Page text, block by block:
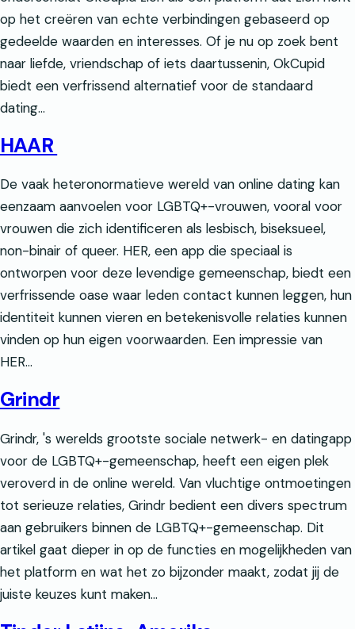
op het creëren van echte verbindingen gebaseerd op
gedeelde waarden en interesses. Of je nu op zoek bent
naar liefde, vriendschap of iets daartussenin, OkCupid
biedt een verfrissend alternatief voor de standaard
dating…
HAAR
De vaak heteronormatieve wereld van online dating kan
eenzaam aanvoelen voor LGBTQ+-vrouwen, vooral voor
vrouwen die zich identificeren als lesbisch, biseksueel,
non-binair of queer. HER, een app die speciaal is
ontworpen voor deze levendige gemeenschap, biedt een
verfrissende oase waar leden contact kunnen leggen, hun
identiteit kunnen vieren en betekenisvolle relaties kunnen
vinden op hun eigen voorwaarden. Een impressie van
HER…
Grindr
Grindr, 's werelds grootste sociale netwerk- en datingapp
voor de LGBTQ+-gemeenschap, heeft een eigen plek
veroverd in de online wereld. Van vluchtige ontmoetingen
tot serieuze relaties, Grindr bedient een divers spectrum
aan gebruikers binnen de LGBTQ+-gemeenschap. Dit
artikel gaat dieper in op de functies en mogelijkheden van
het platform en wat het zo bijzonder maakt, zodat jij de
juiste keuzes kunt maken…